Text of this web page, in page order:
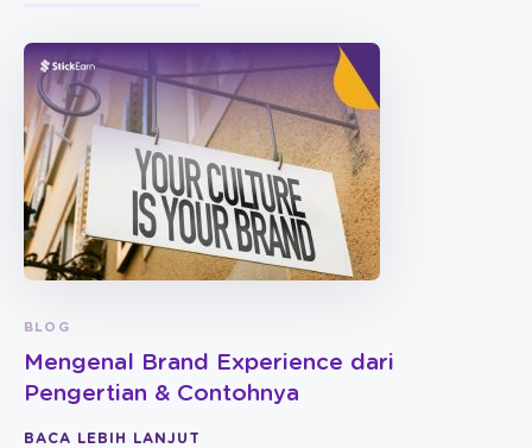
BLOG
Mengenal Brand Experience dari
Pengertian & Contohnya
BACA LEBIH LANJUT